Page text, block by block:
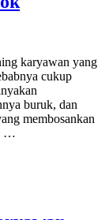
karyawan yang
cukup
buruk, dan
membosankan
…